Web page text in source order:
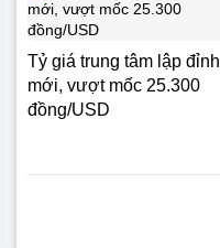
Tỷ giá trung tâm lập đỉnh
mới, vượt mốc 25.300
đồng/USD